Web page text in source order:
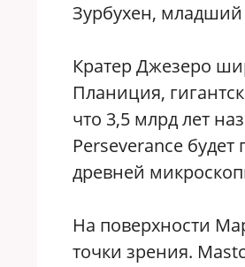
Зурбухен, младший
Кратер Джезеро
Планиция,
что 3,5 млрд лет
Perseverance
древней
На поверхности
точки зрения.